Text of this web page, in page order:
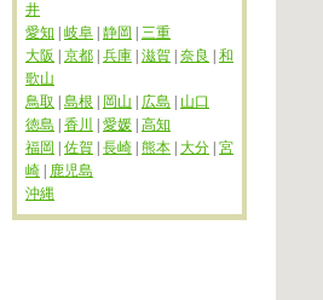
井
愛知
岐阜 静岡
三重
大阪
京都 兵庫 滋賀 奈良
和
歌山
鳥取
島根 岡山 広島
山口
徳島
香川 愛媛 高知
福岡
佐賀 長崎 熊本 大分 宮
崎
鹿児島
沖縄